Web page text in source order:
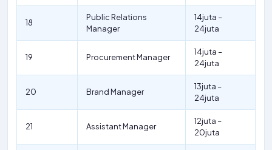
18
Public Relations
Manager
14juta –
24juta
19 Procurement Manager
14juta –
24juta
20 Brand Manager
13juta –
24juta
21 Assistant Manager
12juta –
20juta